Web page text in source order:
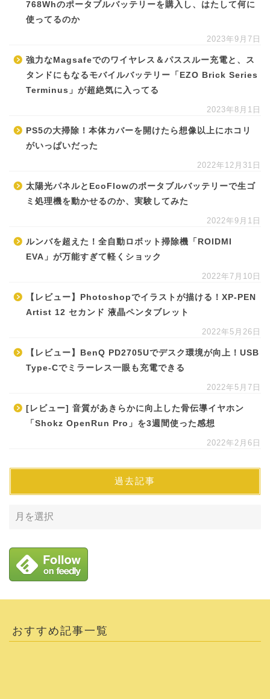
768Whのポータブルバッテリーを購入し、はたして何に
使ってるのか
2023年9月7日
強力なMagsafeでのワイヤレス＆パススルー充電と、ス
タンドにもなるモバイルバッテリー「EZO Brick Series
Terminus」が超絶気に入ってる
2023年8月1日
PS5の大掃除！本体カバーを開けたら想像以上にホコリ
がいっぱいだった
2022年12月31日
太陽光パネルとEcoFlowのポータブルバッテリーで生ゴ
ミ処理機を動かせるのか、実験してみた
2022年9月1日
ルンバを超えた！全自動ロボット掃除機「ROIDMI
EVA」が万能すぎて軽くショック
2022年7月10日
【レビュー】Photoshopでイラストが描ける！XP-PEN
Artist 12 セカンド 液晶ペンタブレット
2022年5月26日
【レビュー】BenQ PD2705Uでデスク環境が向上！USB
Type-Cでミラーレス一眼も充電できる
2022年5月7日
[レビュー] 音質があきらかに向上した骨伝導イヤホン
「Shokz OpenRun Pro」を3週間使った感想
2022年2月6日
過去記事
おすすめ記事一覧